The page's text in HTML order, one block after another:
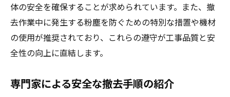
体の安全を確保することが求められています。また、撤
去作業中に発生する粉塵を防ぐための特別な措置や機材
の使用が推奨されており、これらの遵守が工事品質と安
全性の向上に直結します。
専門家による安全な撤去手順の紹介